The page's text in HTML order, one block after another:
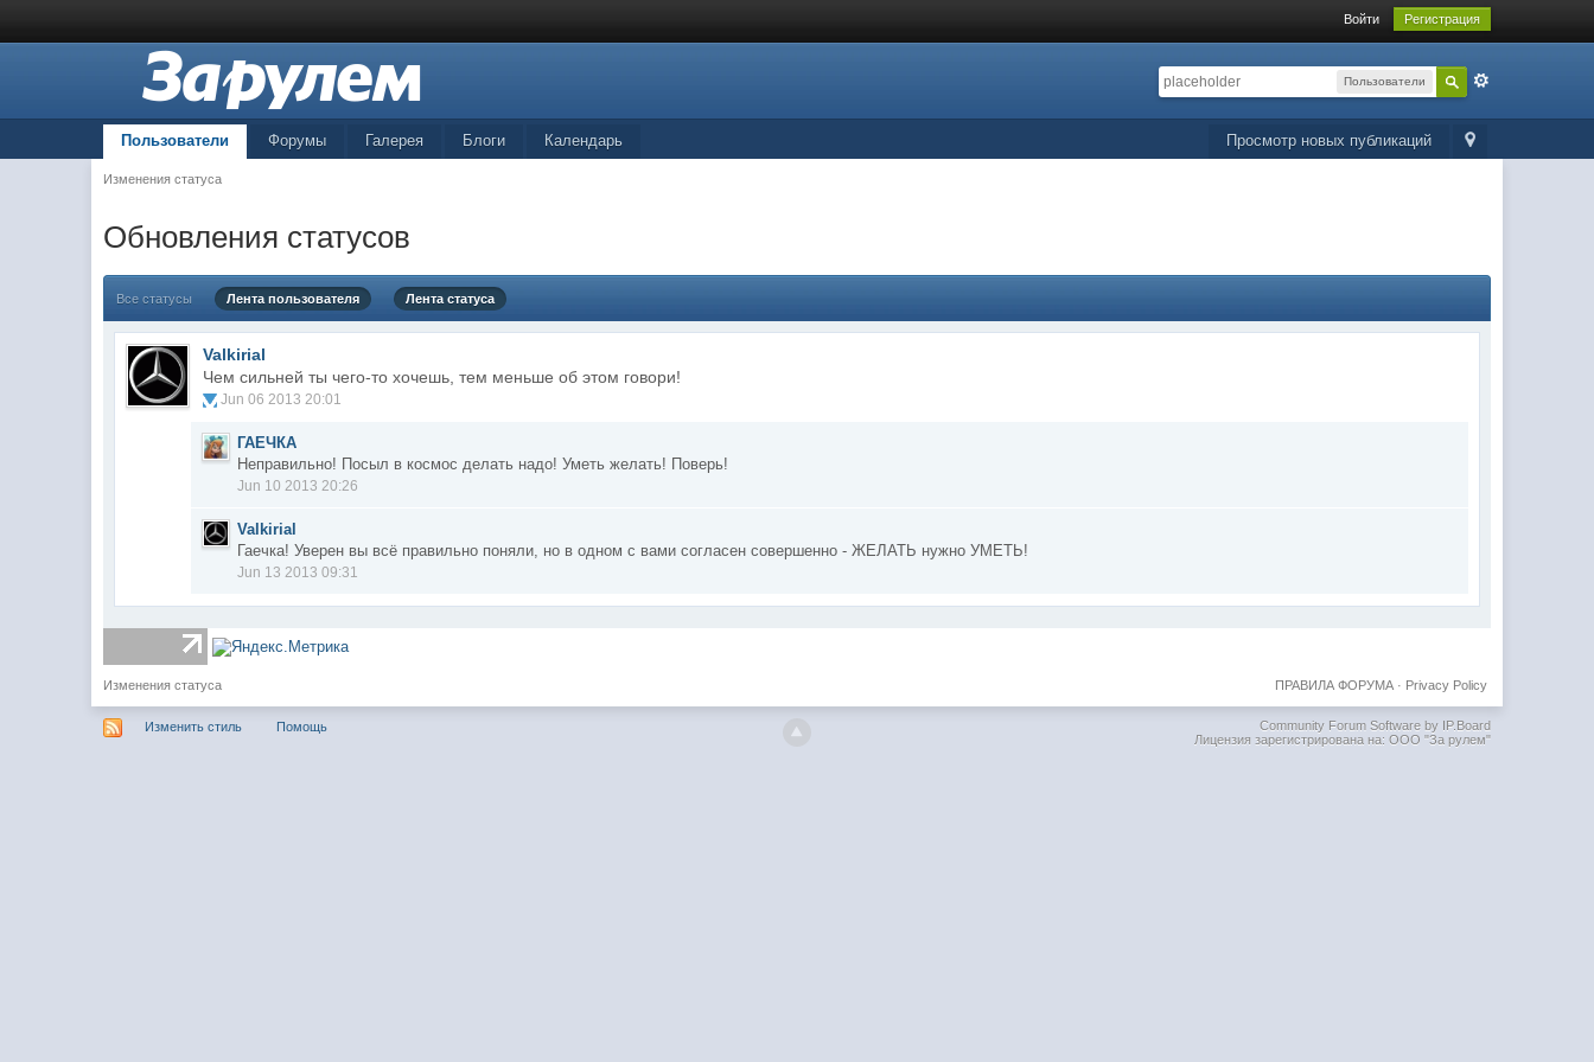
Войти Регистрация
Пользователи
Просмотр новых публикаций
Пользователи Форумы Галерея Блоги Календарь
Изменения статуса
Обновления статусов
Все статусы Лента пользователя Лента статуса
Valkirial
Чем сильней ты чего-то хочешь, тем меньше об этом говори!
Jun 06 2013 20:01
ГАЕЧКА
Неправильно! Посыл в космос делать надо! Уметь желать! Поверь!
Jun 10 2013 20:26
Valkirial
Гаечка! Уверен вы всё правильно поняли, но в одном с вами согласен совершенно - ЖЕЛАТЬ нужно УМЕТЬ!
Jun 13 2013 09:31
Изменения статуса Privacy Policy
ПРАВИЛА ФОРУМА·
Изменить стиль Помощь
Community Forum Software by IP.Board
Лицензия зарегистрирована на: ООО "За рулем"